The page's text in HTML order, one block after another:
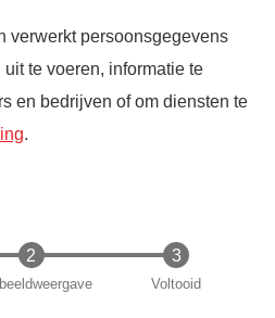
verwerkt persoonsgegevens
te voeren, informatie te
en bedrijven of om diensten te
.
Voltooid